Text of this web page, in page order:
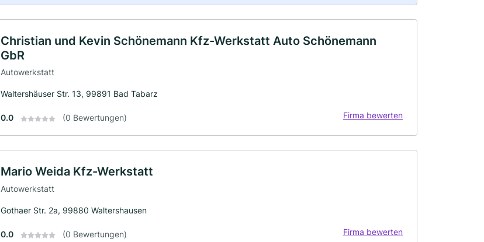
Christian und Kevin Schönemann Kfz-Werkstatt Auto Schönemann
GbR
Autowerkstatt
Waltershäuser Str. 13, 99891 Bad Tabarz
0.0 (0 Bewertungen) Firma bewerten
Mario Weida Kfz-Werkstatt
Autowerkstatt
Gothaer Str. 2a, 99880 Waltershausen
0.0 (0 Bewertungen) Firma bewerten